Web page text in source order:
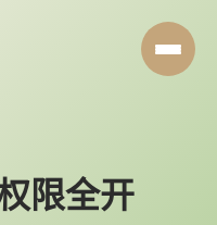
限全开